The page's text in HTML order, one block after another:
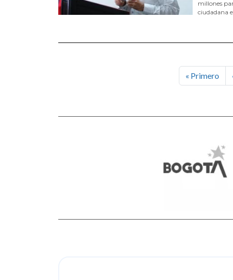
millones
ciudadana
« Primero